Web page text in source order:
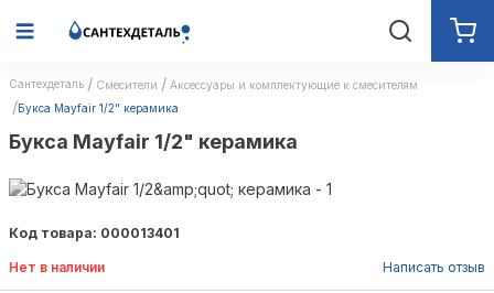
Сантехдеталь Смесители
Аксессуары и комплектующие к смесителям
Букса Mayfair 1/2" керамика
Букса Mayfair 1/2" керамика
Код товара: 000013401
Нет в наличии Написать отзыв